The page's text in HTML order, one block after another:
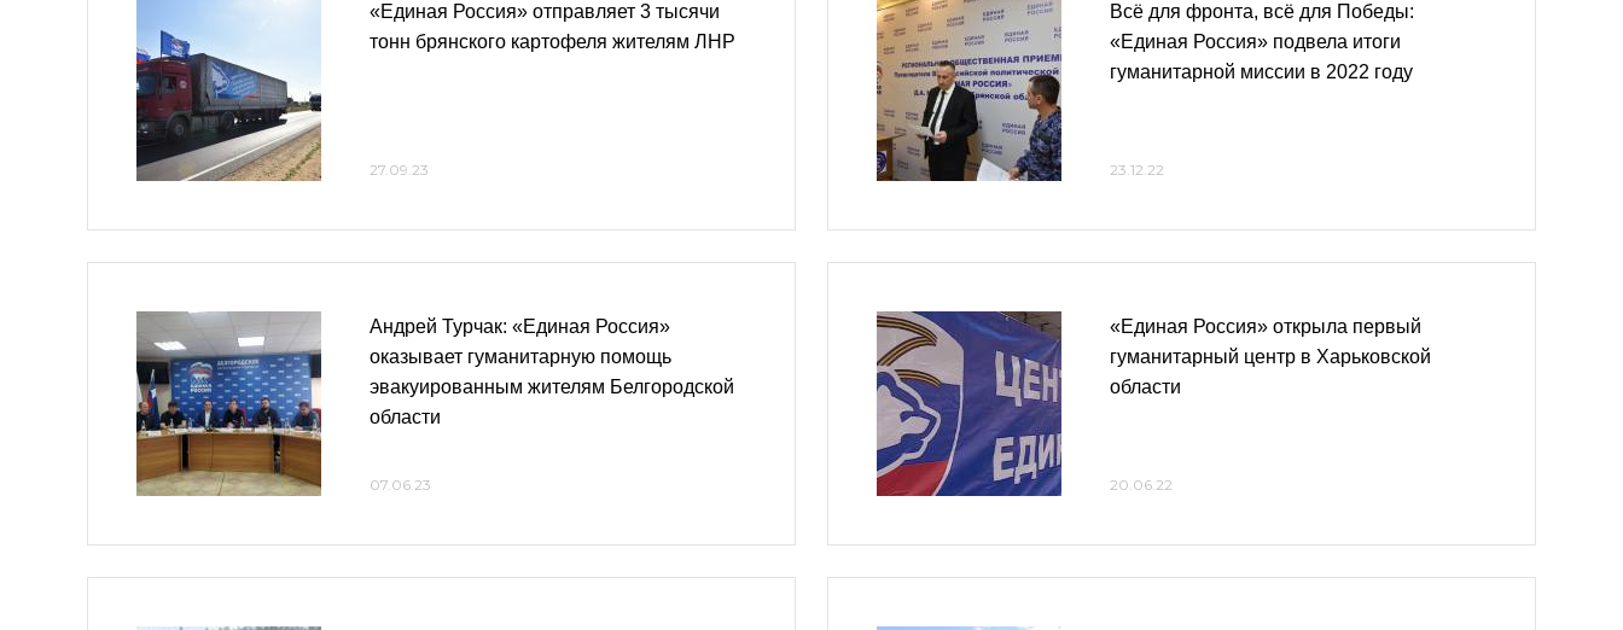
«Единая Россия» отправляет 3 тысячи
тонн брянского картофеля жителям ЛНР
27.09.23
Андрей Турчак: «Единая Россия»
оказывает гуманитарную помощь
эвакуированным жителям Белгородской
области
07.06.23
Всё для фронта, всё для Победы:
«Единая Россия» подвела итоги
гуманитарной миссии в 2022 году
23.12.22
«Единая Россия» открыла первый
гуманитарный центр в Харьковской
области
20.06.22